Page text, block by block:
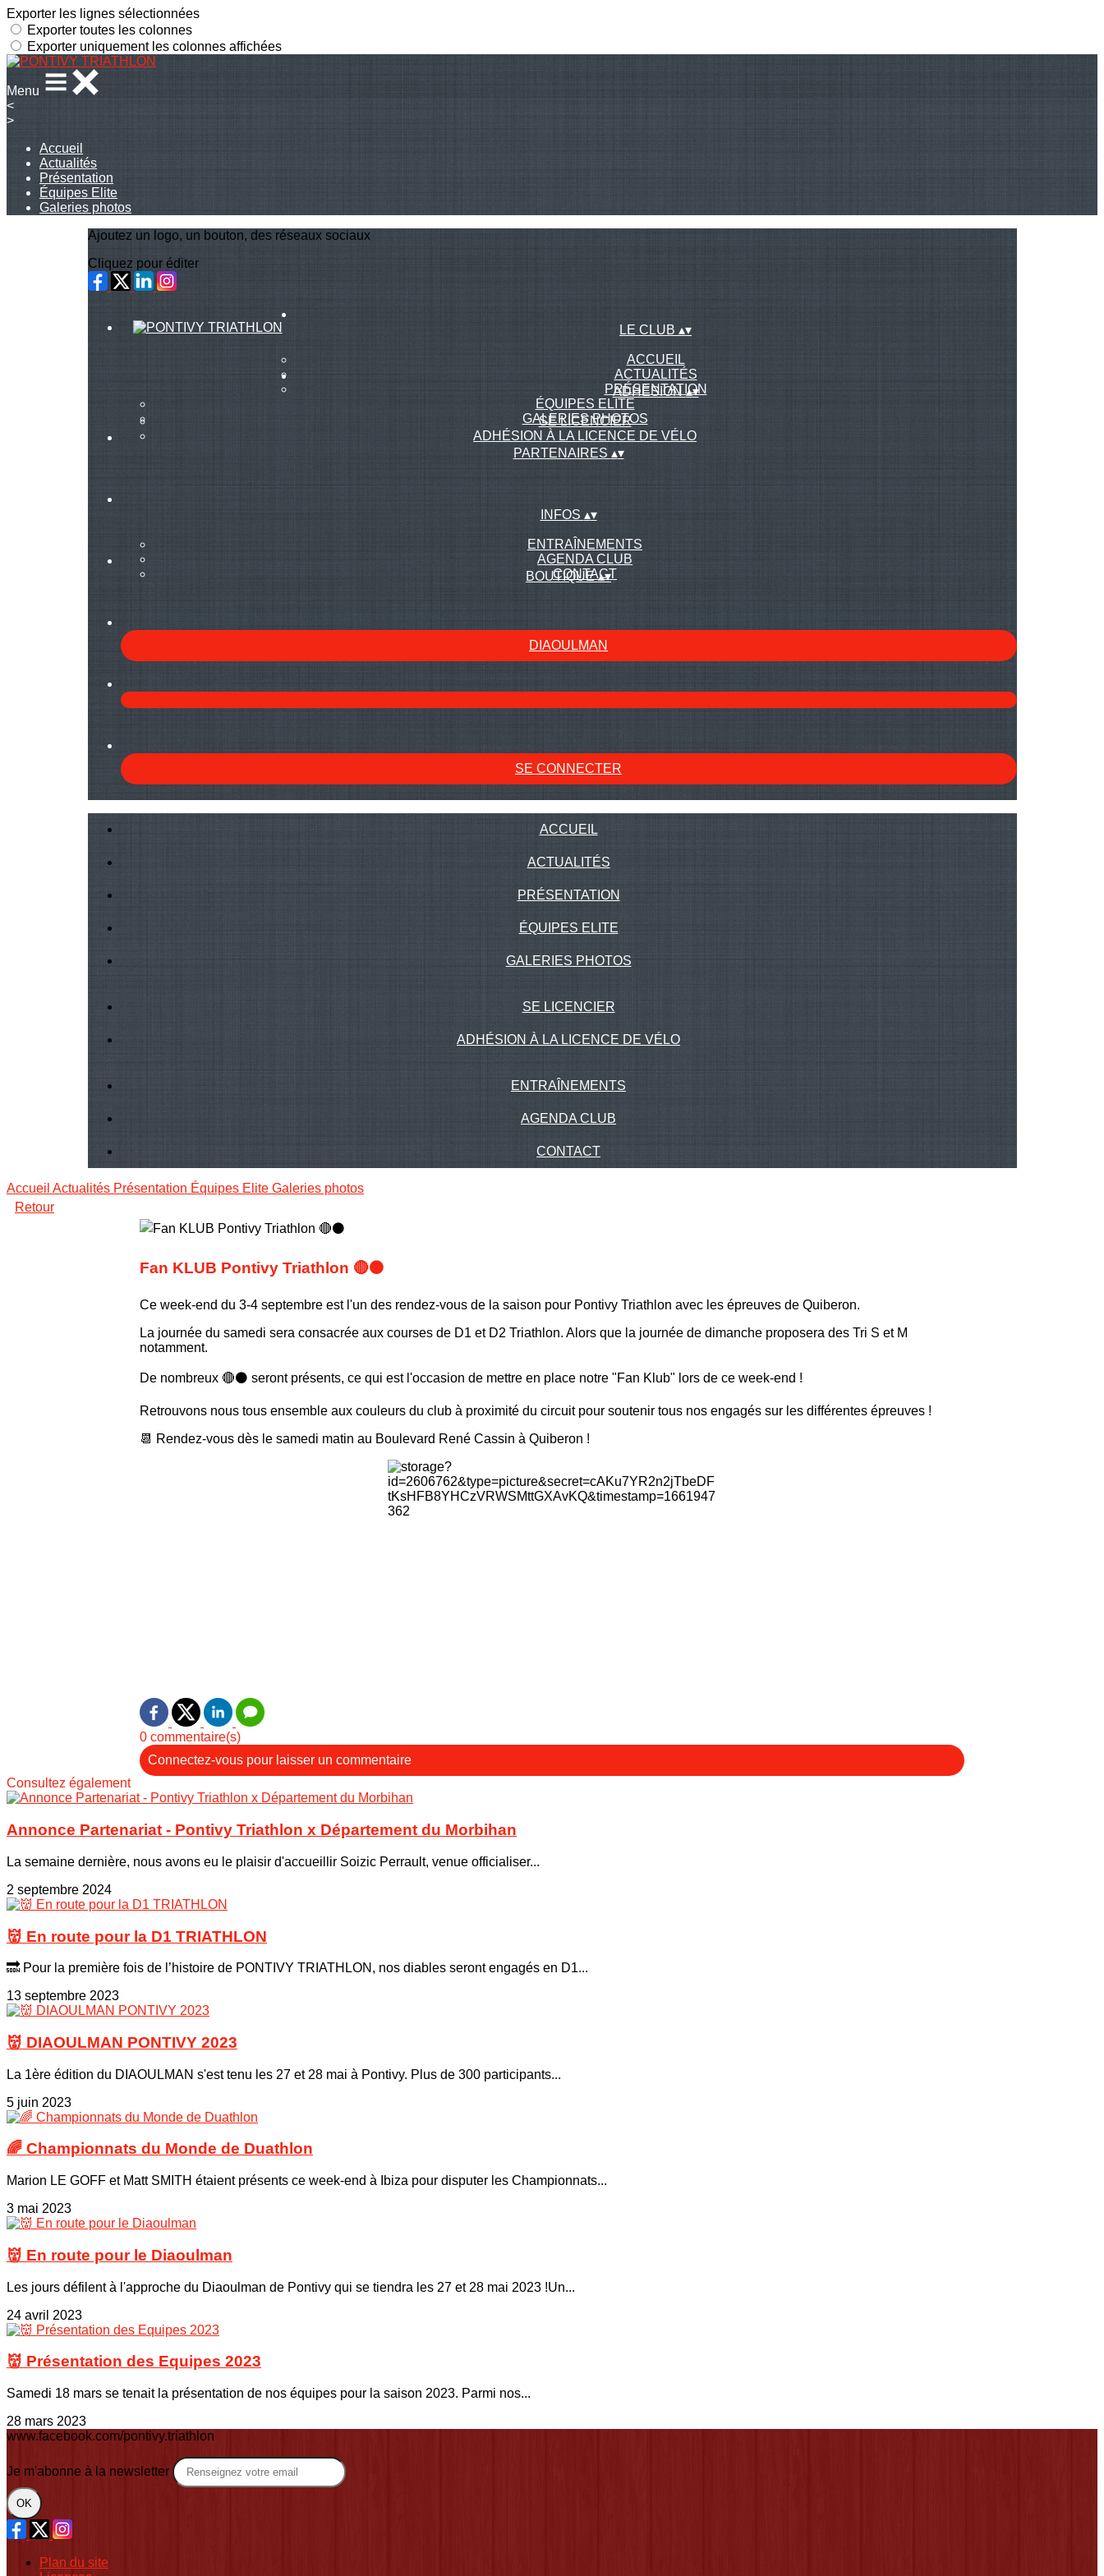
Exporter les lignes sélectionnées
Exporter toutes les colonnes
Exporter uniquement les colonnes affichées
Menu
<
>
Accueil
Actualités
Présentation
Équipes Elite
Galeries photos
Ajoutez un logo, un bouton, des réseaux sociaux
Cliquez pour éditer
LE CLUB ▴▾
ACCUEIL
ACTUALITÉS
PRÉSENTATION
ÉQUIPES ELITE
GALERIES PHOTOS
ADHÉSION▴▾
SE LICENCIER
ADHÉSION À LA LICENCE DE VÉLO
PARTENAIRES ▴▾
INFOS ▴▾
ENTRAÎNEMENTS
AGENDA CLUB
CONTACT
BOUTIQUE▴▾
DIAOULMAN
SE CONNECTER
ACCUEIL
ACTUALITÉS
PRÉSENTATION
ÉQUIPES ELITE
GALERIES PHOTOS
SE LICENCIER
ADHÉSION À LA LICENCE DE VÉLO
ENTRAÎNEMENTS
AGENDA CLUB
CONTACT
Accueil Actualités Présentation Équipes Elite Galeries photos
Retour
Fan KLUB Pontivy Triathlon 🔴⚫️
Ce week-end du 3-4 septembre est l'un des rendez-vous de la saison pour Pontivy Triathlon avec les épreuves de Quiberon.
La journée du samedi sera consacrée aux courses de D1 et D2 Triathlon. Alors que la journée de dimanche proposera des Tri S et M
notamment.
De nombreux 🔴⚫️ seront présents, ce qui est l'occasion de mettre en place notre "Fan Klub" lors de ce week-end !
Retrouvons nous tous ensemble aux couleurs du club à proximité du circuit pour soutenir tous nos engagés sur les différentes épreuves !
📆 Rendez-vous dès le samedi matin au Boulevard René Cassin à Quiberon !
0 commentaire(s)
Connectez-vous pour laisser un commentaire
Consultez également
Annonce Partenariat - Pontivy Triathlon x Département du Morbihan
La semaine dernière, nous avons eu le plaisir d'accueillir Soizic Perrault, venue officialiser...
2 septembre 2024
👹 En route pour la D1 TRIATHLON
🔜 Pour la première fois de l’histoire de PONTIVY TRIATHLON, nos diables seront engagés en D1...
13 septembre 2023
👹 DIAOULMAN PONTIVY 2023
La 1ère édition du DIAOULMAN s'est tenu les 27 et 28 mai à Pontivy. Plus de 300 participants...
5 juin 2023
🌈 Championnats du Monde de Duathlon
Marion LE GOFF et Matt SMITH étaient présents ce week-end à Ibiza pour disputer les Championnats...
3 mai 2023
👹 En route pour le Diaoulman
Les jours défilent à l'approche du Diaoulman de Pontivy qui se tiendra les 27 et 28 mai 2023 !Un...
24 avril 2023
👹 Présentation des Equipes 2023
Samedi 18 mars se tenait la présentation de nos équipes pour la saison 2023. Parmi nos...
28 mars 2023
www.facebook.com/pontivy.triathlon
Je m'abonne à la newsletter
OK
Plan du site